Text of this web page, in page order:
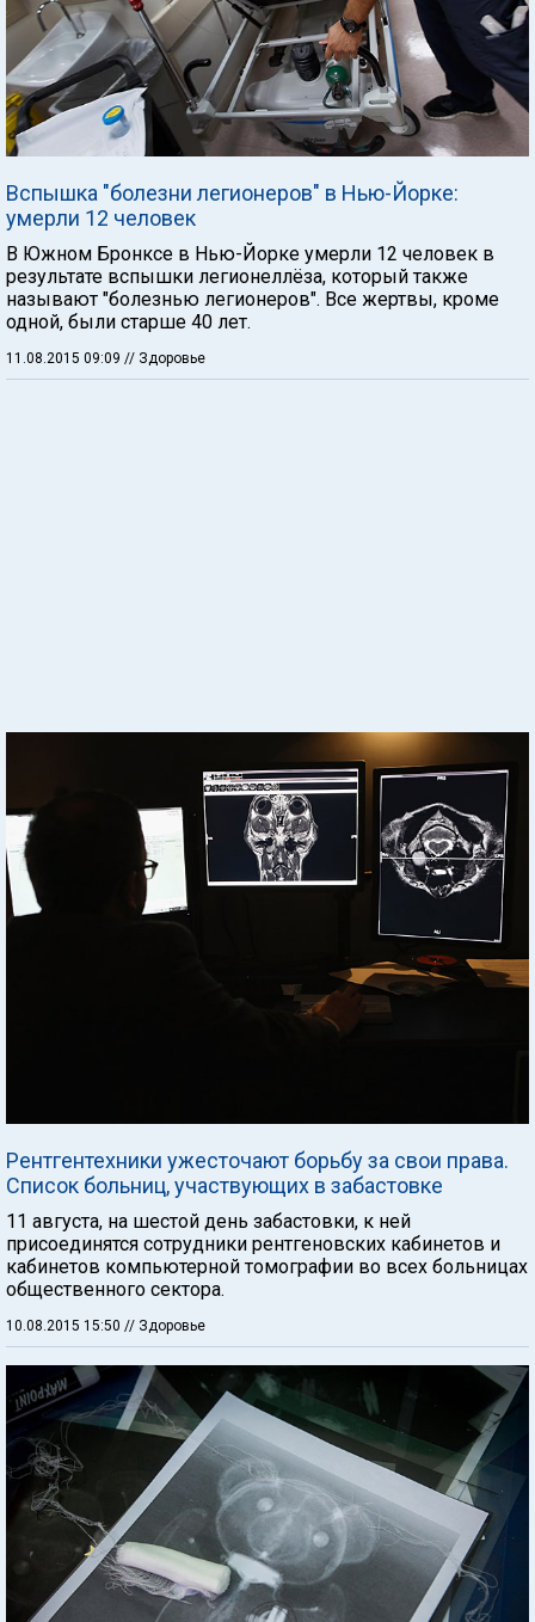
Вспышка "болезни легионеров" в Нью-Йорке:
умерли 12 человек
В Южном Бронксе в Нью-Йорке умерли 12 человек в
результате вспышки легионеллёза, который также
называют "болезнью легионеров". Все жертвы, кроме
одной, были старше 40 лет.
11.08.2015 09:09 // Здоровье
Рентгентехники ужесточают борьбу за свои права.
Список больниц, участвующих в забастовке
11 августа, на шестой день забастовки, к ней
присоединятся сотрудники рентгеновских кабинетов и
кабинетов компьютерной томографии во всех больницах
общественного сектора.
10.08.2015 15:50 // Здоровье